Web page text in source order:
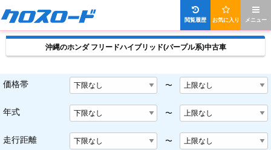
メニュー
お気に入り
閲覧履歴
沖縄のホンダ フリードハイブリッド(パープル系)中古車
価格帯 〜
年式 〜
走行距離 〜